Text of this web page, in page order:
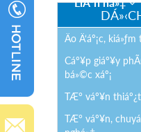
Äo Ä‘áº¡c, kiá»ƒm
Cáº¥p giáº¥y
bá»©c xáº¡
TÆ° váº¥n thiáº¿t
TÆ° váº¥n,